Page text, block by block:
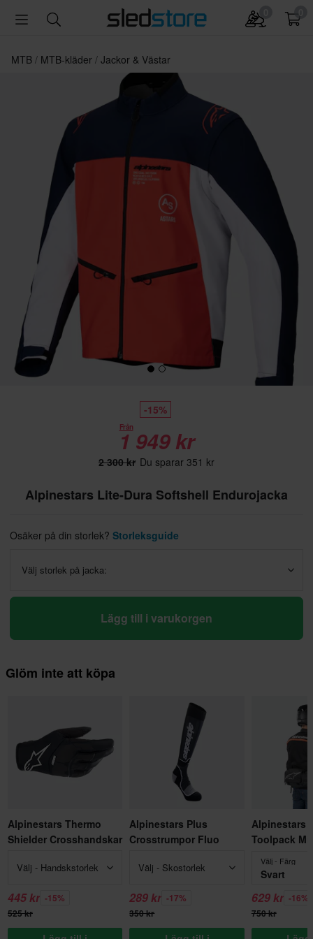
MTB MTB-kläder Jackor & Västar
-15%
Från
1 949 kr
2 300 kr Du sparar 351 kr
Alpinestars Lite-Dura Softshell Endurojacka
Osäker på din storlek? Storleksguide
Välj storlek på jacka:
Lägg till i varukorgen
Glöm inte att köpa
Alpinestars Thermo
Shielder Crosshandskar
Välj - Handskstorlek
445 kr -15%
525 kr
Alpinestars Plus
Crosstrumpor Fluo
Välj - Skostorlek
289 kr -17%
350 kr
Alpinestars
Toolpack
Välj - Färg
Svart
629 kr -16%
750 kr